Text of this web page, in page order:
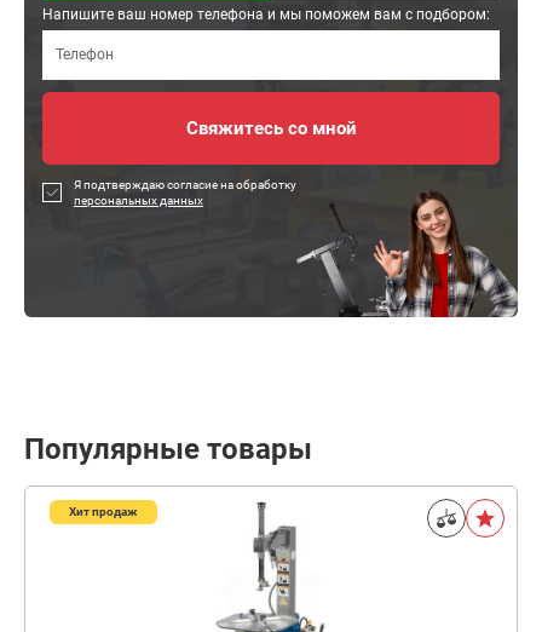
Напишите ваш номер телефона и мы поможем вам с подбором:
Я подтверждаю согласие на обработку
персональных данных
Популярные товары
Хит продаж